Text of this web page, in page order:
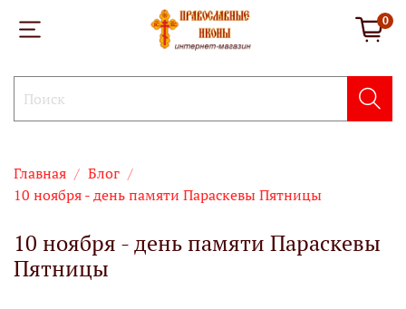
0
Главная
Блог
10 ноября - день памяти Параскевы Пятницы
10 ноября - день памяти Параскевы
Пятницы